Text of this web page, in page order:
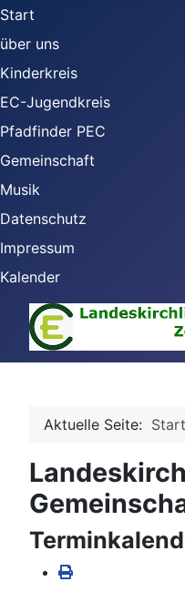
Start
über uns
Kinderkreis
EC-Jugendkreis
Pfadfinder PEC
Gemeinschaft
Musik
Datenschutz
Impressum
Kalender
Aktuelle Seite: